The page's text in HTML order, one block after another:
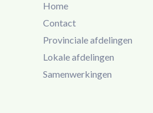
Home
Contact
Provinciale afdelingen
Lokale afdelingen
Samenwerkingen